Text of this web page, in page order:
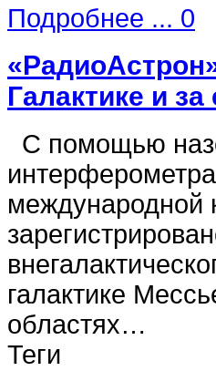
Подробнее ... 0
Галактике и
С помощью
международной
галактике
областях…
Теги